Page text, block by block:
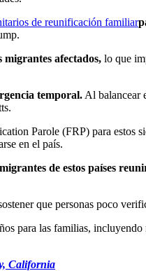
de reunificación familiar
migrantes afectados, lo que
temporal. Al balancear
Parole (FRP) para estos
en el país.
de estos países
que personas poco
para las familias,
California